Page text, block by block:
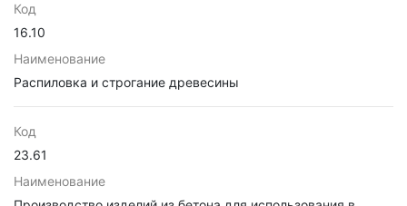
Код
16.10
Наименование
Распиловка и строгание древесины
Код
23.61
Наименование